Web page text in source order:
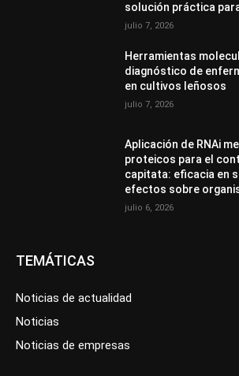
solución práctica
julio 7, 2026
Herramientas
diagnóstico de
en cultivos leñosos
julio 7, 2026
Aplicación de RNAi
proteicos para el
capitata: eficacia en
efectos sobre
julio 6, 2026
TEMÁTICAS
Noticias de actualidad
Noticias
Noticias de empresas